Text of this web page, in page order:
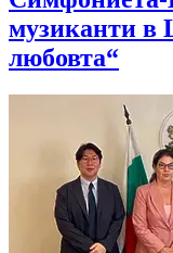
музиканти в
любовта“